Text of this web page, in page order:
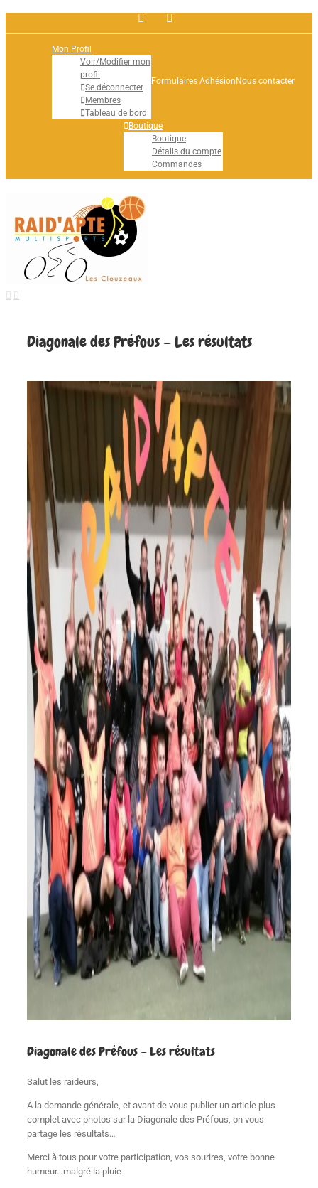
Facebook
Mon Profil
Voir/Modifier mon
profil
Se déconnecter
Membres
Tableau de bord
Formulaires Adhésion Nous contacter
Boutique
Boutique
Détails du compte
Commandes
Diagonale des Préfous – Les résultats
Diagonale des Préfous – Les résultats
Salut les raideurs,
A la demande générale, et avant de vous publier un article plus
complet avec photos sur la Diagonale des Préfous, on vous
partage les résultats…
Merci à tous pour votre participation, vos sourires, votre bonne
humeur…malgré la pluie